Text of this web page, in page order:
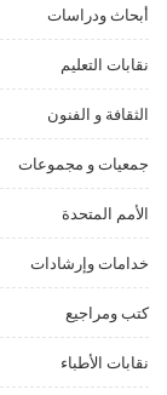
أبحاث ودراسات
نقابات التعليم
الثقافة و الفنون
جمعيات و مجموعات
الأمم المتحدة
خدامات وإرشادات
كتب ومراجيع
نقابات الأطباء